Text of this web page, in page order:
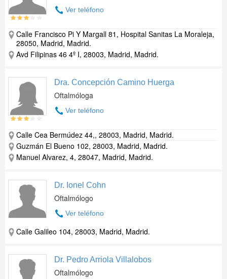
Ver teléfono
Calle Francisco Pi Y Margall 81, Hospital Sanitas La Moraleja,
28050, Madrid, Madrid.
Avd Filipinas 46 4º I, 28003, Madrid, Madrid.
Dra. Concepción Camino Huerga
Oftalmóloga
Ver teléfono
Calle Cea Bermúdez 44,, 28003, Madrid, Madrid.
Guzmán El Bueno 102, 28003, Madrid, Madrid.
Manuel Alvarez, 4, 28047, Madrid, Madrid.
Dr. Ionel Cohn
Oftalmólogo
Ver teléfono
Calle Galileo 104, 28003, Madrid, Madrid.
Dr. Pedro Arriola Villalobos
Oftalmólogo